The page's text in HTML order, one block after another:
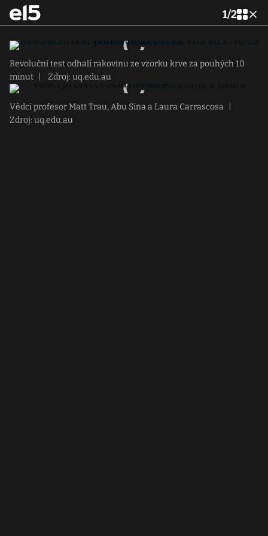
1/2
Revoluční test odhalí rakovinu ze vzorku krve za pouhých 10
minut
Zdroj: uq.edu.au
Vědci profesor Matt Trau, Abu Sina a Laura Carrascosa
Zdroj: uq.edu.au